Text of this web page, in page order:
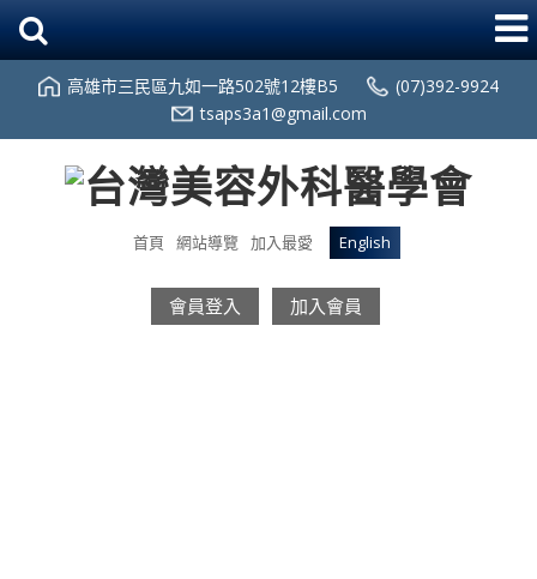
高雄市三民區九如一路502號12樓B5
(07)392-9924
tsaps3a1@gmail.com
首頁 網站導覽 加入最愛 English
會員登入 加入會員